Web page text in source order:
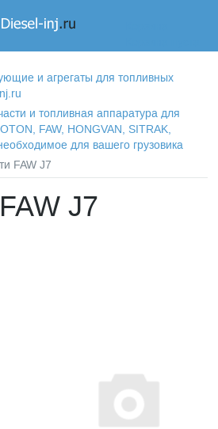
и агрегаты для топливных
и топливная аппаратура для
FAW, HONGVAN, SITRAK,
для вашего грузовика
FAW J7
J7